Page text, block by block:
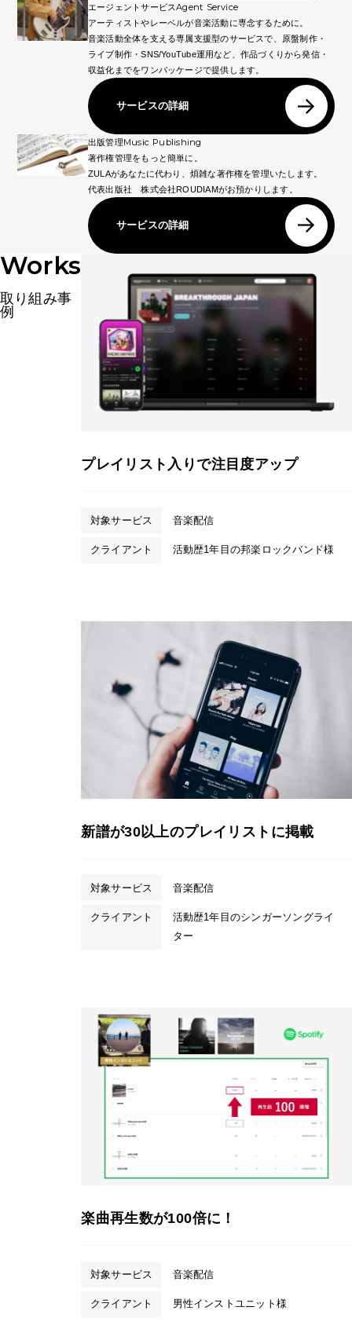
エージェントサービスAgent Service
アーティストやレーベルが音楽活動に専念するために。
音楽活動全体を支える専属支援型のサービスで、原盤制作・
ライブ制作・SNS/YouTube運用など、作品づくりから発信・
収益化までをワンパッケージで提供します。
サービスの詳細
出版管理Music Publishing
著作権管理をもっと簡単に。
ZULAがあなたに代わり、煩雑な著作権を管理いたします。
代表出版社 株式会社ROUDIAMがお預かりします。
サービスの詳細
Works
取り組み事
例
プレイリスト入りで注目度アップ
対象サービス 音楽配信
クライアント 活動歴1年目の邦楽ロックバンド様
新譜が30以上のプレイリストに掲載
対象サービス 音楽配信
クライアント
活動歴1年目のシンガーソングライ
ター
楽曲再生数が100倍に！
対象サービス 音楽配信
クライアント 男性インストユニット様